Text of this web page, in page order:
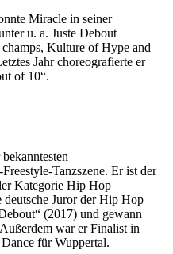
Miracle in seiner
u. a. Juste Debout
Kulture of Hype and
Jahr choreografierte er
of 10“.
Tanzszene. Er ist der
Kategorie Hip Hop
deutsche Juror der Hip Hop
(2017) und gewann
war er Finalist in
für Wuppertal.